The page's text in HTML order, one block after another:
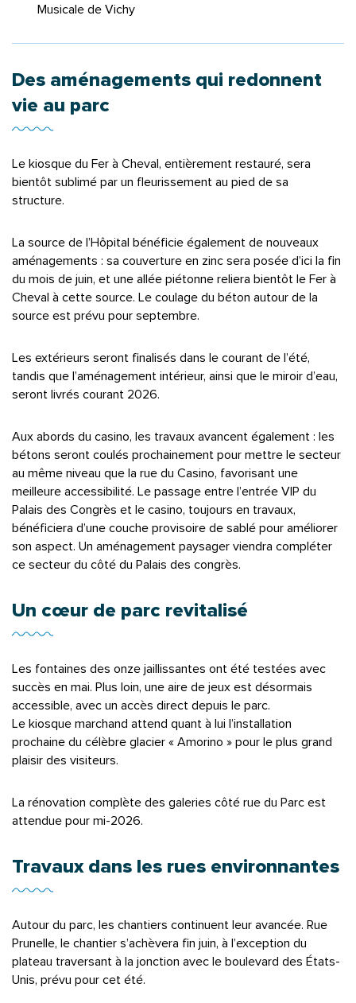
Musicale de Vichy
Des aménagements qui redonnent
vie au parc
Le kiosque du Fer à Cheval, entièrement restauré, sera
bientôt sublimé par un fleurissement au pied de sa
structure.
La source de l’Hôpital bénéficie également de nouveaux
aménagements : sa couverture en zinc sera posée d’ici la fin
du mois de juin, et une allée piétonne reliera bientôt le Fer à
Cheval à cette source. Le coulage du béton autour de la
source est prévu pour septembre.
Les extérieurs seront finalisés dans le courant de l’été,
tandis que l’aménagement intérieur, ainsi que le miroir d’eau,
seront livrés courant 2026.
Aux abords du casino, les travaux avancent également : les
bétons seront coulés prochainement pour mettre le secteur
au même niveau que la rue du Casino, favorisant une
meilleure accessibilité. Le passage entre l’entrée VIP du
Palais des Congrès et le casino, toujours en travaux,
bénéficiera d’une couche provisoire de sablé pour améliorer
son aspect. Un aménagement paysager viendra compléter
ce secteur du côté du Palais des congrès.
Un cœur de parc revitalisé
Les fontaines des onze jaillissantes ont été testées avec
succès en mai. Plus loin, une aire de jeux est désormais
accessible, avec un accès direct depuis le parc.
Le kiosque marchand attend quant à lui l’installation
prochaine du célèbre glacier « Amorino » pour le plus grand
plaisir des visiteurs.
La rénovation complète des galeries côté rue du Parc est
attendue pour mi-2026.
Travaux dans les rues environnantes
Autour du parc, les chantiers continuent leur avancée. Rue
Prunelle, le chantier s’achèvera fin juin, à l’exception du
plateau traversant à la jonction avec le boulevard des États-
Unis, prévu pour cet été.